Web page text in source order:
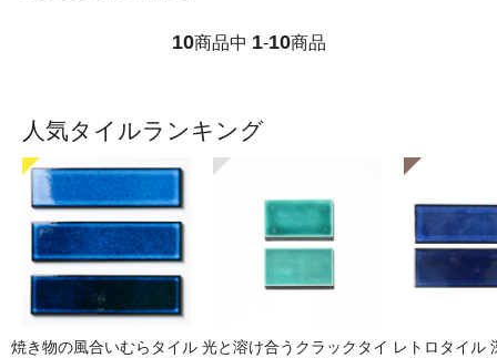
10商品中 1-10商品
人気タイルランキング
焼き物の風合いむらタイル 光と溶け合うクラックタイ レトロタイル